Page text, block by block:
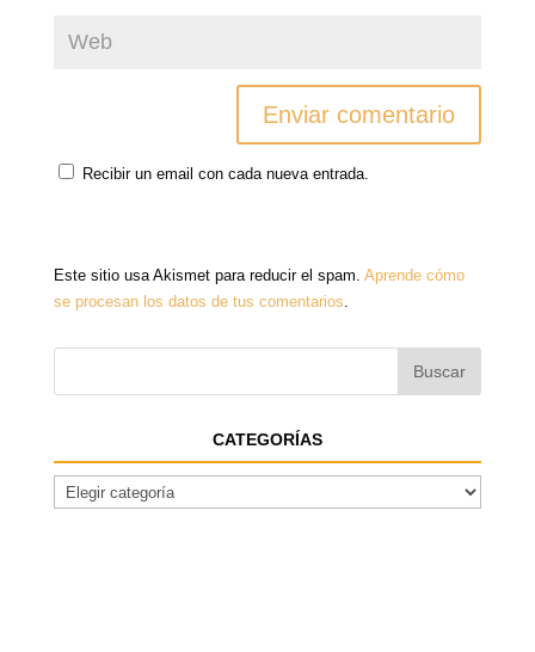
Recibir un email con cada nueva entrada.
Este sitio usa Akismet para reducir el spam. Aprende cómo
se procesan los datos de tus comentarios.
CATEGORÍAS